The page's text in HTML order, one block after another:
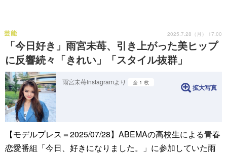
「今日好き」雨宮未苺、引き上がった美ヒップ
に反響続々「きれい」「スタイル抜群」
芸能 2025.7.28（月） 17:00
雨宮未苺Instagramより 全 1 枚
拡大写真
【モデルプレス＝2025/07/28】ABEMAの高校生による青春
恋愛番組「今日、好きになりました。」に参加していた雨